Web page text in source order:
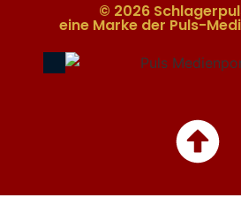
© 2026
eine Marke der Puls-